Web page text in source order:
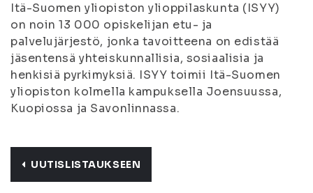
Itä-Suomen yliopiston ylioppilaskunta (ISYY)
on noin 13 000 opiskelijan etu- ja
palvelujärjestö, jonka tavoitteena on edistää
jäsentensä yhteiskunnallisia, sosiaalisia ja
henkisiä pyrkimyksiä. ISYY toimii Itä-Suomen
yliopiston kolmella kampuksella Joensuussa,
Kuopiossa ja Savonlinnassa.
UUTISLISTAUKSEEN